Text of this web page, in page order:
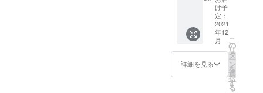
ex.V34
7) バン
ドウ
アヤホ
（wolfg
ang
Japant
our、
ex.moo
nwalk）
ン仕様
になり
ます）
※オプ
ション
よりサ
イズと
BOYSや
イベン
ト「マ
ンモ
ス」を
主催し
てい
レンド
コー
ヒー
粉
800g】
HAPPE
NING
STYLE
、
け予
定：
2021
年12
月
詳細を見る
こ
の
リ
タ
ー
ン
を
選
択
す
る